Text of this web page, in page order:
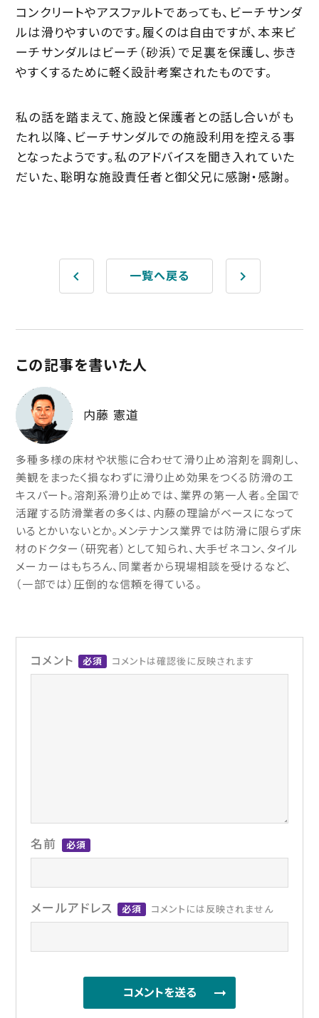
コンクリートやアスファルトであっても、ビーチサンダ
ルは滑りやすいのです。履くのは自由ですが、本来ビ
ーチサンダルはビーチ（砂浜）で足裏を保護し、歩き
やすくするために軽く設計考案されたものです。
私の話を踏まえて、施設と保護者との話し合いがも
たれ以降、ビーチサンダルでの施設利用を控える事
となったようです。私のアドバイスを聞き入れていた
だいた、聡明な施設責任者と御父兄に感謝・感謝。
keyboard_arrow_left 一覧へ戻る keyboard_arrow_right
この記事を書いた人
内藤 憲道
多種多様の床材や状態に合わせて滑り止め溶剤を調剤し、
美観をまったく損なわずに滑り止め効果をつくる防滑のエ
キスパート。溶剤系滑り止めでは、業界の第一人者。全国で
活躍する防滑業者の多くは、内藤の理論がベースになって
いるとかいないとか。メンテナンス業界では防滑に限らず床
材のドクター（研究者）として知られ、大手ゼネコン、タイル
メーカーはもちろん、同業者から現場相談を受けるなど、
（一部では）圧倒的な信頼を得ている。
コメント 必須 コメントは確認後に反映されます
名前 必須
メールアドレス 必須 コメントには反映されません